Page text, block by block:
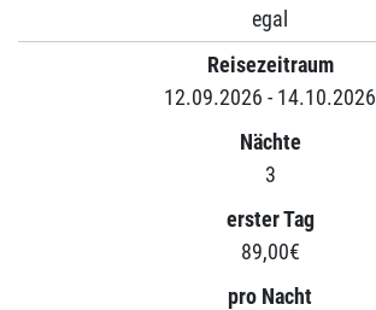
egal
Reisezeitraum
12.09.2026 - 14.10.2026
Nächte
3
erster Tag
89,00€
pro Nacht